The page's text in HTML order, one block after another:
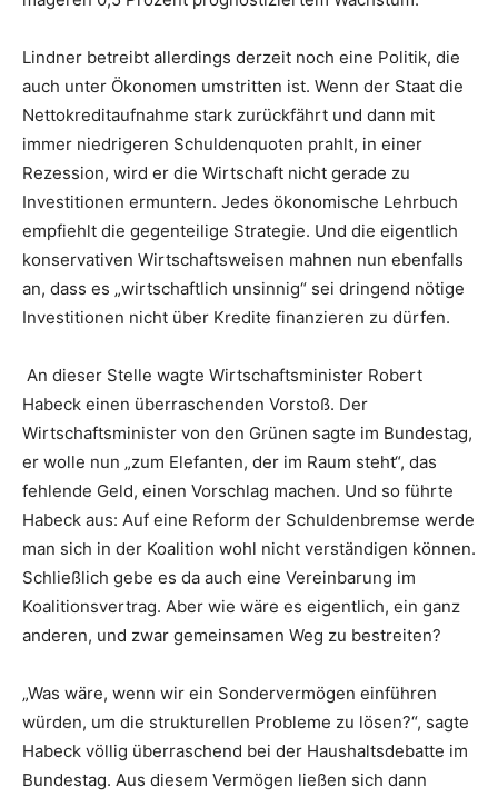
Lindner betreibt allerdings derzeit noch eine Politik, die
auch unter Ökonomen umstritten ist. Wenn der Staat die
Nettokreditaufnahme stark zurückfährt und dann mit
immer niedrigeren Schuldenquoten prahlt, in einer
Rezession, wird er die Wirtschaft nicht gerade zu
Investitionen ermuntern. Jedes ökonomische Lehrbuch
empfiehlt die gegenteilige Strategie. Und die eigentlich
konservativen Wirtschaftsweisen mahnen nun ebenfalls
an, dass es „wirtschaftlich unsinnig“ sei dringend nötige
Investitionen nicht über Kredite finanzieren zu dürfen.
An dieser Stelle wagte Wirtschaftsminister Robert
Habeck einen überraschenden Vorstoß. Der
Wirtschaftsminister von den Grünen sagte im Bundestag,
er wolle nun „zum Elefanten, der im Raum steht“, das
fehlende Geld, einen Vorschlag machen. Und so führte
Habeck aus: Auf eine Reform der Schuldenbremse werde
man sich in der Koalition wohl nicht verständigen können.
Schließlich gebe es da auch eine Vereinbarung im
Koalitionsvertrag. Aber wie wäre es eigentlich, ein ganz
anderen, und zwar gemeinsamen Weg zu bestreiten?
„Was wäre, wenn wir ein Sondervermögen einführen
würden, um die strukturellen Probleme zu lösen?“, sagte
Habeck völlig überraschend bei der Haushaltsdebatte im
Bundestag. Aus diesem Vermögen ließen sich dann